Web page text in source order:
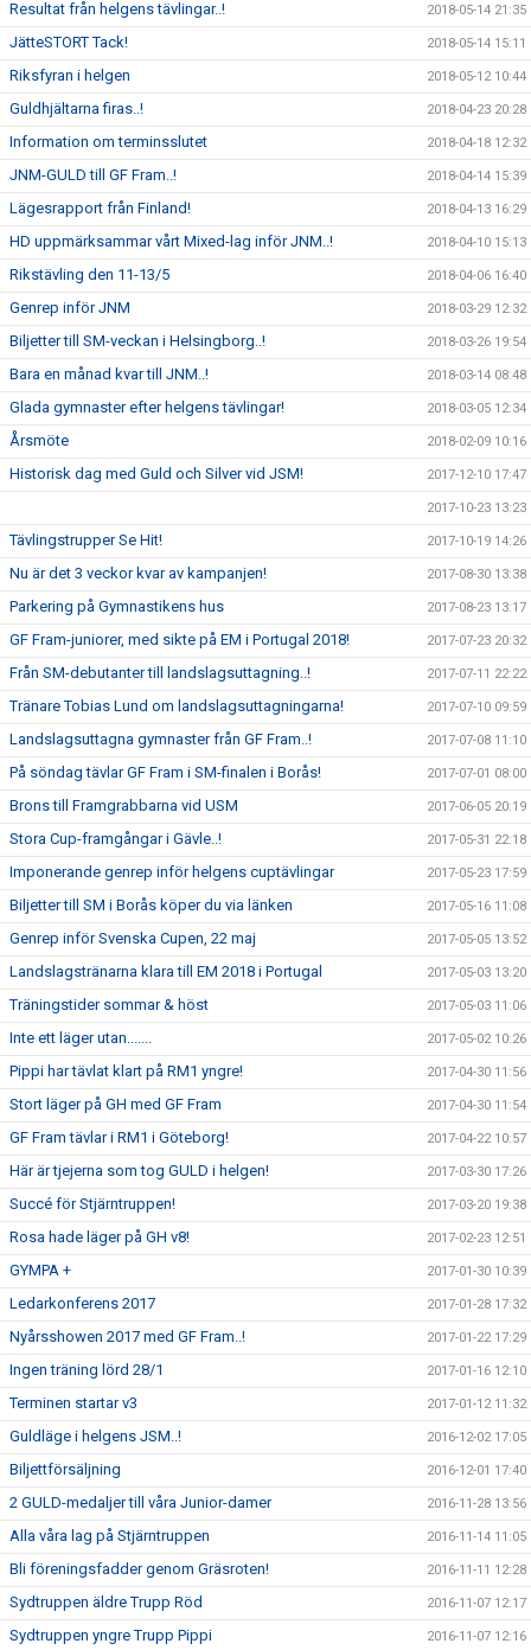
Resultat från helgens tävlingar..! 2018-05-14 21:35
JätteSTORT Tack! 2018-05-14 15:11
Riksfyran i helgen 2018-05-12 10:44
Guldhjältarna firas..! 2018-04-23 20:28
Information om terminsslutet 2018-04-18 12:32
JNM-GULD till GF Fram..! 2018-04-14 15:39
Lägesrapport från Finland! 2018-04-13 16:29
HD uppmärksammar vårt Mixed-lag inför JNM..! 2018-04-10 15:13
Rikstävling den 11-13/5 2018-04-06 16:40
Genrep inför JNM 2018-03-29 12:32
Biljetter till SM-veckan i Helsingborg..! 2018-03-26 19:54
Bara en månad kvar till JNM..! 2018-03-14 08:48
Glada gymnaster efter helgens tävlingar! 2018-03-05 12:34
Årsmöte 2018-02-09 10:16
Historisk dag med Guld och Silver vid JSM! 2017-12-10 17:47
2017-10-23 13:23
Tävlingstrupper Se Hit! 2017-10-19 14:26
Nu är det 3 veckor kvar av kampanjen! 2017-08-30 13:38
Parkering på Gymnastikens hus 2017-08-23 13:17
GF Fram-juniorer, med sikte på EM i Portugal 2018! 2017-07-23 20:32
Från SM-debutanter till landslagsuttagning..! 2017-07-11 22:22
Tränare Tobias Lund om landslagsuttagningarna! 2017-07-10 09:59
Landslagsuttagna gymnaster från GF Fram..! 2017-07-08 11:10
På söndag tävlar GF Fram i SM-finalen i Borås! 2017-07-01 08:00
Brons till Framgrabbarna vid USM 2017-06-05 20:19
Stora Cup-framgångar i Gävle..! 2017-05-31 22:18
Imponerande genrep inför helgens cuptävlingar 2017-05-23 17:59
Biljetter till SM i Borås köper du via länken 2017-05-16 11:08
Genrep inför Svenska Cupen, 22 maj 2017-05-05 13:52
Landslagstränarna klara till EM 2018 i Portugal 2017-05-03 13:20
Träningstider sommar & höst 2017-05-03 11:06
Inte ett läger utan....... 2017-05-02 10:26
Pippi har tävlat klart på RM1 yngre! 2017-04-30 11:56
Stort läger på GH med GF Fram 2017-04-30 11:54
GF Fram tävlar i RM1 i Göteborg! 2017-04-22 10:57
Här är tjejerna som tog GULD i helgen! 2017-03-30 17:26
Succé för Stjärntruppen! 2017-03-20 19:38
Rosa hade läger på GH v8! 2017-02-23 12:51
GYMPA + 2017-01-30 10:39
Ledarkonferens 2017 2017-01-28 17:32
Nyårsshowen 2017 med GF Fram..! 2017-01-22 17:29
Ingen träning lörd 28/1 2017-01-16 12:10
Terminen startar v3 2017-01-12 11:32
Guldläge i helgens JSM..! 2016-12-02 17:05
Biljettförsäljning 2016-12-01 17:40
2 GULD-medaljer till våra Junior-damer 2016-11-28 13:56
Alla våra lag på Stjärntruppen 2016-11-14 11:05
Bli föreningsfadder genom Gräsroten! 2016-11-11 12:28
Sydtruppen äldre Trupp Röd 2016-11-07 12:17
Sydtruppen yngre Trupp Pippi 2016-11-07 12:16